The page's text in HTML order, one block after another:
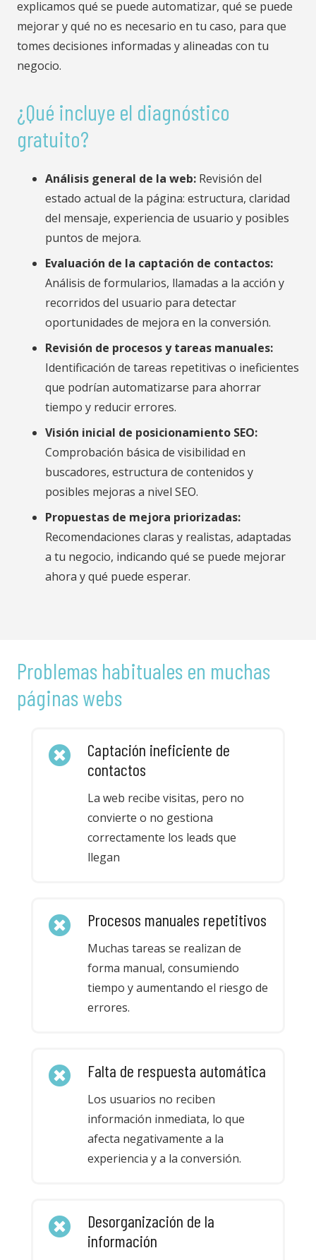
explicamos qué se puede automatizar, qué se puede
mejorar y qué no es necesario en tu caso, para que
tomes decisiones informadas y alineadas con tu
negocio.
¿Qué incluye el diagnóstico
gratuito?
Análisis general de la web: Revisión del
estado actual de la página: estructura, claridad
del mensaje, experiencia de usuario y posibles
puntos de mejora.
Evaluación de la captación de contactos:
Análisis de formularios, llamadas a la acción y
recorridos del usuario para detectar
oportunidades de mejora en la conversión.
Revisión de procesos y tareas manuales:
Identificación de tareas repetitivas o ineficientes
que podrían automatizarse para ahorrar
tiempo y reducir errores.
Visión inicial de posicionamiento SEO:
Comprobación básica de visibilidad en
buscadores, estructura de contenidos y
posibles mejoras a nivel SEO.
Propuestas de mejora priorizadas:
Recomendaciones claras y realistas, adaptadas
a tu negocio, indicando qué se puede mejorar
ahora y qué puede esperar.
Problemas habituales en muchas
páginas webs
Captación ineficiente de
contactos
La web recibe visitas, pero no
convierte o no gestiona
correctamente los leads que
llegan
Procesos manuales repetitivos
Muchas tareas se realizan de
forma manual, consumiendo
tiempo y aumentando el riesgo de
errores.
Falta de respuesta automática
Los usuarios no reciben
información inmediata, lo que
afecta negativamente a la
experiencia y a la conversión.
Desorganización de la
información